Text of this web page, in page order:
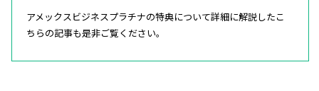
アメックスビジネスプラチナの特典について詳細に解説したこ
ちらの記事も是非ご覧ください。